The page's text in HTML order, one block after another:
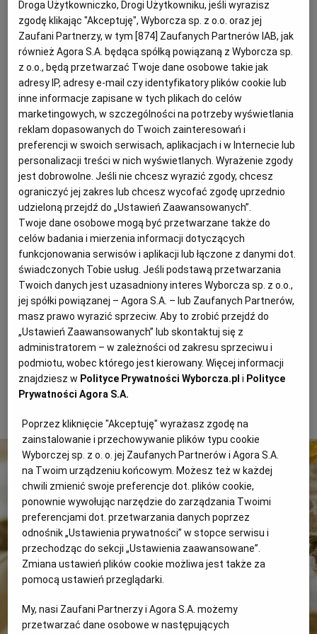
RZESZÓW
SOSNOWIEC
SZCZECIN
TORUŃ
TRÓJMIASTO
WAŁBRZYCH
WARSZAWA
WROCŁAW
ZAKOPANE
ZIELONA GÓRA
świeżo mielony pieprz
2 łyżki łagodnej musztardy
2 ząbki czosnku
2 łyżki oliwy
1 żółtko, mąka
Sposób przygotowania
Ciasto rozmrażamy, kroimy na połowę. Mięso
pieprzymy, nacieramy musztardą. Rozgniatamy ząbki
czosnku, nie obierając ich, wrzucamy na patelnię z
rozgrzaną oliwą. Wkładamy mięso, obsmażamy z
każdej strony, solimy. Rozgrzewamy piekarnik do
200°C (bez termoobiegu). Blachę wykładamy
pergaminem.
Oba kawałki ciasta rozwałkowujemy na prostokąty 20 x
30 cm. Na każdym układamy kawałek polędwicy,
zawijamy jak krokiet. Układamy na blasze złączeniem
ciasta do dołu. Wierzch smarujemy żółtkiem, pieczemy
25 minut na środkowym poziomie piekarnika. Gotowe
mięso przykrywamy folią aluminiową.
2 z 6
Droga Użytkowniczko, Drogi Użytkowniku, jeśli wyrazisz
zgodę klikając "Akceptuję", Wyborcza sp. z o.o. oraz jej
Zaufani Partnerzy, w tym [874] Zaufanych Partnerów IAB, jak
również Agora S.A. będąca spółką powiązaną z Wyborcza sp.
z o.o., będą przetwarzać Twoje dane osobowe takie jak
adresy IP, adresy e-mail czy identyfikatory plików cookie lub
inne informacje zapisane w tych plikach do celów
marketingowych, w szczególności na potrzeby wyświetlania
reklam dopasowanych do Twoich zainteresowań i
preferencji w swoich serwisach, aplikacjach i w Internecie lub
personalizacji treści w nich wyświetlanych. Wyrażenie zgody
jest dobrowolne. Jeśli nie chcesz wyrazić zgody, chcesz
ograniczyć jej zakres lub chcesz wycofać zgodę uprzednio
udzieloną przejdź do „Ustawień Zaawansowanych”.
Twoje dane osobowe mogą być przetwarzane także do
celów badania i mierzenia informacji dotyczących
funkcjonowania serwisów i aplikacji lub łączone z danymi dot.
świadczonych Tobie usług. Jeśli podstawą przetwarzania
Twoich danych jest uzasadniony interes Wyborcza sp. z o.o.,
jej spółki powiązanej – Agora S.A. – lub Zaufanych Partnerów,
masz prawo wyrazić sprzeciw. Aby to zrobić przejdź do
„Ustawień Zaawansowanych” lub skontaktuj się z
administratorem – w zależności od zakresu sprzeciwu i
podmiotu, wobec którego jest kierowany. Więcej informacji
znajdziesz w Polityce Prywatności Wyborcza.pl i Polityce
Prywatności Agora S.A.
Poprzez kliknięcie "Akceptuję" wyrażasz zgodę na
zainstalowanie i przechowywanie plików typu cookie
Wyborczej sp. z o. o. jej Zaufanych Partnerów i Agora S.A.
na Twoim urządzeniu końcowym. Możesz też w każdej
chwili zmienić swoje preferencje dot. plików cookie,
ponownie wywołując narzędzie do zarządzania Twoimi
preferencjami dot. przetwarzania danych poprzez
odnośnik „Ustawienia prywatności” w stopce serwisu i
przechodząc do sekcji „Ustawienia zaawansowane”.
Zmiana ustawień plików cookie możliwa jest także za
pomocą ustawień przeglądarki.
My, nasi Zaufani Partnerzy i Agora S.A. możemy
przetwarzać dane osobowe w następujących